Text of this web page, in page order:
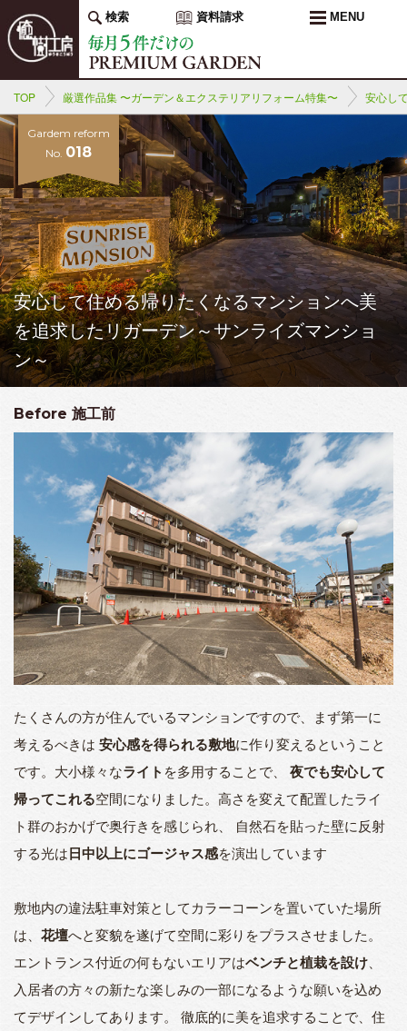
検索 資料請求 MENU
TOP 厳選作品集 〜ガーデン＆エクステリアリフォーム特集〜 安心し
Gardem reform
No. 018
安心して住める帰りたくなるマンションへ美
を追求したリガーデン～サンライズマンショ
ン～
Before 施工前
たくさんの方が住んでいるマンションですので、まず第一に
考えるべきは 安心感を得られる敷地に作り変えるということ
です。大小様々なライト を多用することで、 夜でも安心して
帰ってこれる空間になりました。高さを変えて配置したライ
ト群のおかげで奥行きを感じられ、 自然石を貼った壁に反射
する光は日中以上にゴージャス感を演出しています
敷地内の違法駐車対策としてカラーコーンを置いていた場所
は、 花壇へと変貌を遂げて空間に彩りをプラスさせました。
エントランス付近の何もないエリアはベンチと植栽を設け、
入居者の方々の新たな楽しみの一部になるような願いを込め
てデザインしてあります。 徹底的に美を追求することで、住